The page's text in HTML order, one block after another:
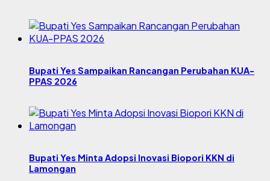
Bupati Yes Sampaikan Rancangan Perubahan KUA-
PPAS 2026
Bupati Yes Minta Adopsi Inovasi Biopori KKN di
Lamongan